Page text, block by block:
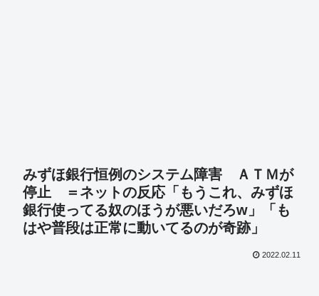
みずほ銀行恒例のシステム障害 ＡＴＭが
停止 ＝ネットの反応「もうこれ、みずほ
銀行使ってる奴のほうが悪いだろw」「も
はや普段は正常に動いてるのが奇跡」
2022.02.11